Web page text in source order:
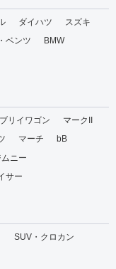
ダイハツ
スズキ
ベンツ
BMW
リイワゴン
マークII
マーチ
bB
ムニー
サー
SUV・クロカン